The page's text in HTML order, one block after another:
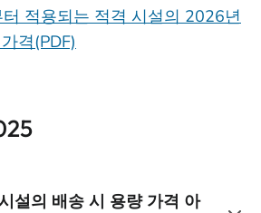
적용되는 적격 시설의 2026년
격(PDF)
설의 배송 시 용량 가격 아